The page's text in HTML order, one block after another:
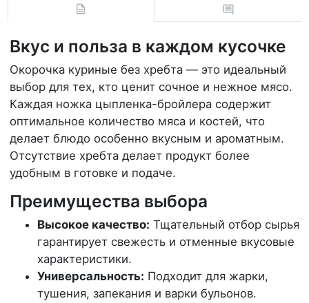
Вкус и польза в каждом кусочке
Окорочка куриные без хребта — это идеальный
выбор для тех, кто ценит сочное и нежное мясо.
Каждая ножка цыпленка-бройлера содержит
оптимальное количество мяса и костей, что
делает блюдо особенно вкусным и ароматным.
Отсутствие хребта делает продукт более
удобным в готовке и подаче.
Преимущества выбора
Высокое качество: Тщательный отбор сырья
гарантирует свежесть и отменные вкусовые
характеристики.
Универсальность: Подходит для жарки,
тушения, запекания и варки бульонов.